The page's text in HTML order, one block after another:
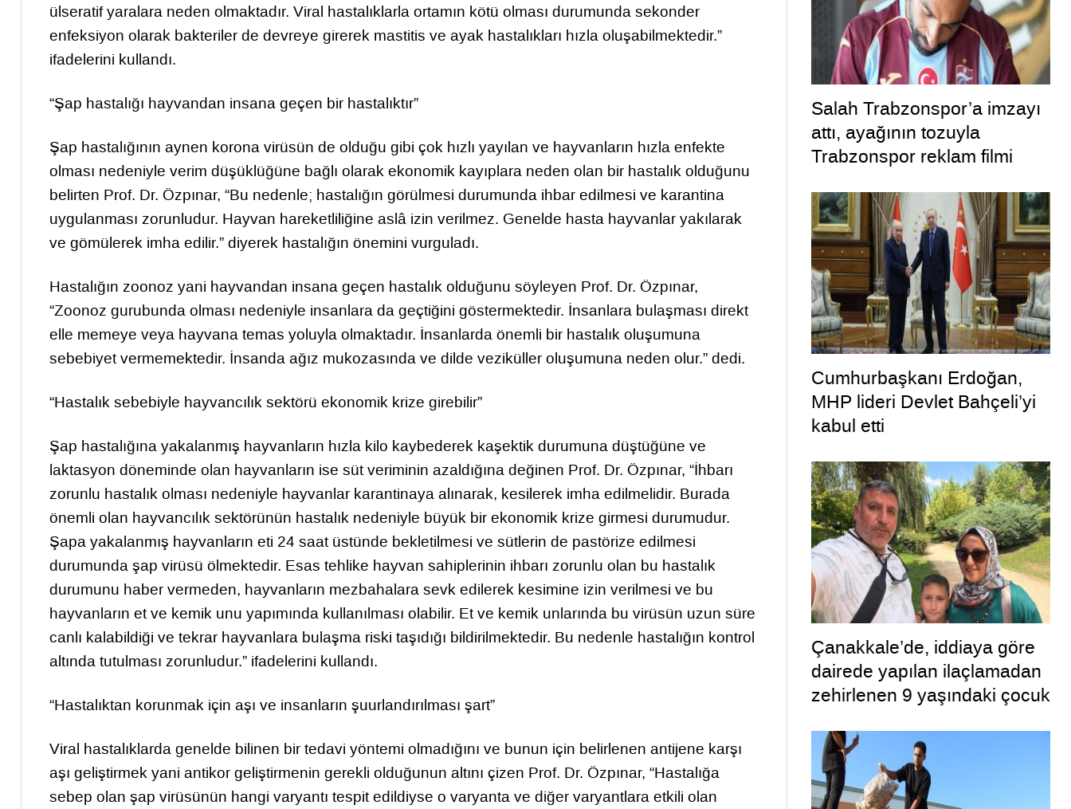
ülseratif yaralara neden olmaktadır. Viral hastalıklarla ortamın kötü olması durumunda sekonder
enfeksiyon olarak bakteriler de devreye girerek mastitis ve ayak hastalıkları hızla oluşabilmektedir.”
ifadelerini kullandı.
“Şap hastalığı hayvandan insana geçen bir hastalıktır”
Şap hastalığının aynen korona virüsün de olduğu gibi çok hızlı yayılan ve hayvanların hızla enfekte
olması nedeniyle verim düşüklüğüne bağlı olarak ekonomik kayıplara neden olan bir hastalık olduğunu
belirten Prof. Dr. Özpınar, “Bu nedenle; hastalığın görülmesi durumunda ihbar edilmesi ve karantina
uygulanması zorunludur. Hayvan hareketliliğine aslâ izin verilmez. Genelde hasta hayvanlar yakılarak
ve gömülerek imha edilir.” diyerek hastalığın önemini vurguladı.
Hastalığın zoonoz yani hayvandan insana geçen hastalık olduğunu söyleyen Prof. Dr. Özpınar,
“Zoonoz gurubunda olması nedeniyle insanlara da geçtiğini göstermektedir. İnsanlara bulaşması direkt
elle memeye veya hayvana temas yoluyla olmaktadır. İnsanlarda önemli bir hastalık oluşumuna
sebebiyet vermemektedir. İnsanda ağız mukozasında ve dilde veziküller oluşumuna neden olur.” dedi.
“Hastalık sebebiyle hayvancılık sektörü ekonomik krize girebilir”
Şap hastalığına yakalanmış hayvanların hızla kilo kaybederek kaşektik durumuna düştüğüne ve
laktasyon döneminde olan hayvanların ise süt veriminin azaldığına değinen Prof. Dr. Özpınar, “İhbarı
zorunlu hastalık olması nedeniyle hayvanlar karantinaya alınarak, kesilerek imha edilmelidir. Burada
önemli olan hayvancılık sektörünün hastalık nedeniyle büyük bir ekonomik krize girmesi durumudur.
Şapa yakalanmış hayvanların eti 24 saat üstünde bekletilmesi ve sütlerin de pastörize edilmesi
durumunda şap virüsü ölmektedir. Esas tehlike hayvan sahiplerinin ihbarı zorunlu olan bu hastalık
durumunu haber vermeden, hayvanların mezbahalara sevk edilerek kesimine izin verilmesi ve bu
hayvanların et ve kemik unu yapımında kullanılması olabilir. Et ve kemik unlarında bu virüsün uzun süre
canlı kalabildiği ve tekrar hayvanlara bulaşma riski taşıdığı bildirilmektedir. Bu nedenle hastalığın kontrol
altında tutulması zorunludur.” ifadelerini kullandı.
“Hastalıktan korunmak için aşı ve insanların şuurlandırılması şart”
Viral hastalıklarda genelde bilinen bir tedavi yöntemi olmadığını ve bunun için belirlenen antijene karşı
aşı geliştirmek yani antikor geliştirmenin gerekli olduğunun altını çizen Prof. Dr. Özpınar, “Hastalığa
sebep olan şap virüsünün hangi varyantı tespit edildiyse o varyanta ve diğer varyantlara etkili olan
Salah Trabzonspor’a imzayı
attı, ayağının tozuyla
Trabzonspor reklam filmi
Cumhurbaşkanı Erdoğan,
MHP lideri Devlet Bahçeli’yi
kabul etti
Çanakkale’de, iddiaya göre
dairede yapılan ilaçlamadan
zehirlenen 9 yaşındaki çocuk
bakımda